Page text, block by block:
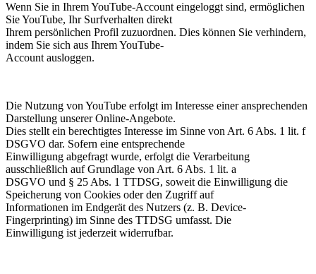
Wenn Sie in Ihrem YouTube-Account eingeloggt sind, ermöglichen
Sie YouTube, Ihr Surfverhalten direkt
Ihrem persönlichen Profil zuzuordnen. Dies können Sie verhindern,
indem Sie sich aus Ihrem YouTube-
Account ausloggen.
Die Nutzung von YouTube erfolgt im Interesse einer ansprechenden
Darstellung unserer Online-Angebote.
Dies stellt ein berechtigtes Interesse im Sinne von Art. 6 Abs. 1 lit. f
DSGVO dar. Sofern eine entsprechende
Einwilligung abgefragt wurde, erfolgt die Verarbeitung
ausschließlich auf Grundlage von Art. 6 Abs. 1 lit. a
DSGVO und § 25 Abs. 1 TTDSG, soweit die Einwilligung die
Speicherung von Cookies oder den Zugriff auf
Informationen im Endgerät des Nutzers (z. B. Device-
Fingerprinting) im Sinne des TTDSG umfasst. Die
Einwilligung ist jederzeit widerrufbar.